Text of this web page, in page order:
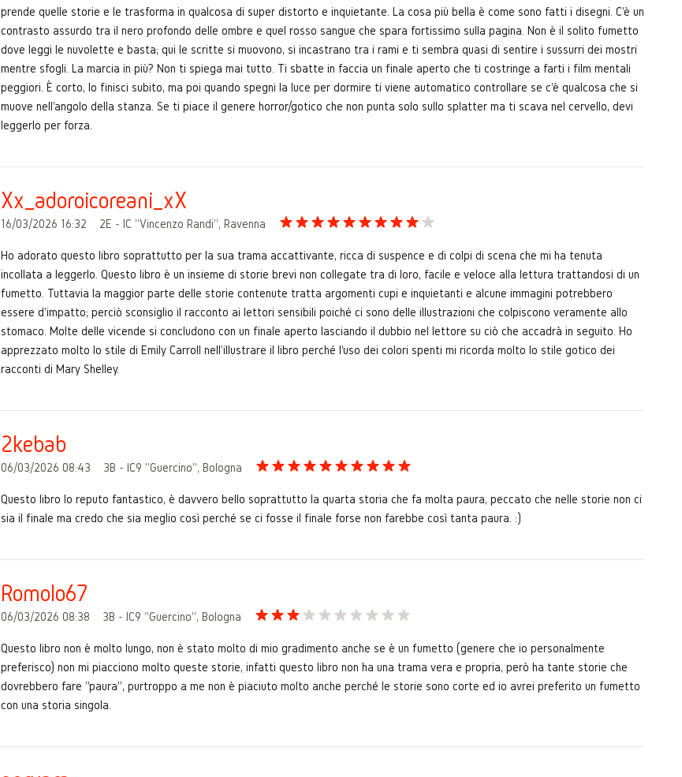
prende quelle storie e le trasforma in qualcosa di super distorto e inquietante. La cosa più bella è come sono fatti i disegni. C'è un
contrasto assurdo tra il nero profondo delle ombre e quel rosso sangue che spara fortissimo sulla pagina. Non è il solito fumetto
dove leggi le nuvolette e basta; qui le scritte si muovono, si incastrano tra i rami e ti sembra quasi di sentire i sussurri dei mostri
mentre sfogli. La marcia in più? Non ti spiega mai tutto. Ti sbatte in faccia un finale aperto che ti costringe a farti i film mentali
peggiori. È corto, lo finisci subito, ma poi quando spegni la luce per dormire ti viene automatico controllare se c'è qualcosa che si
muove nell'angolo della stanza. Se ti piace il genere horror/gotico che non punta solo sullo splatter ma ti scava nel cervello, devi
leggerlo per forza.
Xx_adoroicoreani_xX
16/03/2026 16:32 2E - IC "Vincenzo Randi", Ravenna
Ho adorato questo libro soprattutto per la sua trama accattivante, ricca di suspence e di colpi di scena che mi ha tenuta
incollata a leggerlo. Questo libro è un insieme di storie brevi non collegate tra di loro, facile e veloce alla lettura trattandosi di un
fumetto. Tuttavia la maggior parte delle storie contenute tratta argomenti cupi e inquietanti e alcune immagini potrebbero
essere d'impatto; perciò sconsiglio il racconto ai lettori sensibili poiché ci sono delle illustrazioni che colpiscono veramente allo
stomaco. Molte delle vicende si concludono con un finale aperto lasciando il dubbio nel lettore su ciò che accadrà in seguito. Ho
apprezzato molto lo stile di Emily Carroll nell'illustrare il libro perché l'uso dei colori spenti mi ricorda molto lo stile gotico dei
racconti di Mary Shelley.
2kebab
06/03/2026 08:43 3B - IC9 "Guercino", Bologna
Questo libro lo reputo fantastico, è davvero bello soprattutto la quarta storia che fa molta paura, peccato che nelle storie non ci
sia il finale ma credo che sia meglio così perché se ci fosse il finale forse non farebbe così tanta paura. :)
Romolo67
06/03/2026 08:38 3B - IC9 "Guercino", Bologna
Questo libro non è molto lungo, non è stato molto di mio gradimento anche se è un fumetto (genere che io personalmente
preferisco) non mi piacciono molto queste storie, infatti questo libro non ha una trama vera e propria, però ha tante storie che
dovrebbero fare "paura", purtroppo a me non è piaciuto molto anche perché le storie sono corte ed io avrei preferito un fumetto
con una storia singola.